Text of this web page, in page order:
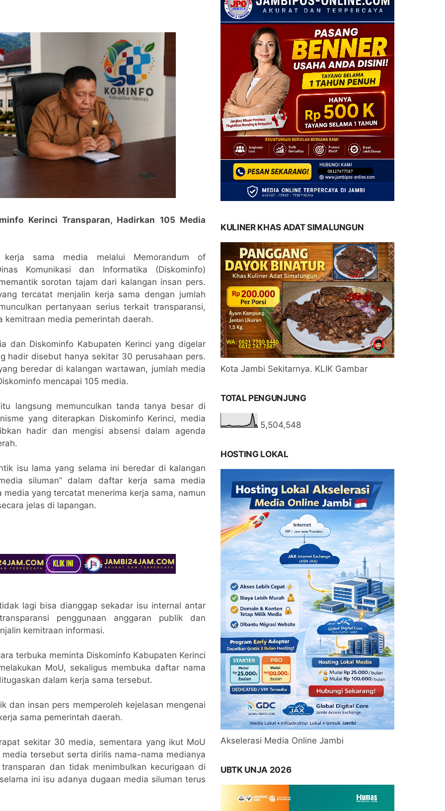
Kerinci Transparan, Hadirkan 105 Media
sama media melalui Memorandum of
Komunikasi dan Informatika (Diskominfo)
sorotan tajam dari kalangan insan pers.
tercatat menjalin kerja sama dengan jumlah
pertanyaan serius terkait transparansi,
media pemerintah daerah.
dan Diskominfo Kabupaten Kerinci yang digelar
hadir disebut hanya sekitar 30 perusahaan pers.
beredar di kalangan wartawan, jumlah media
mencapai 105 media.
langsung memunculkan tanda tanya besar di
yang diterapkan Diskominfo Kerinci, media
hadir dan mengisi absensi dalam agenda
isu lama yang selama ini beredar di kalangan
siluman” dalam daftar kerja sama media
yang tercatat menerima kerja sama, namun
jelas di lapangan.
lagi bisa dianggap sekadar isu internal antar
penggunaan anggaran publik dan
kemitraan informasi.
terbuka meminta Diskominfo Kabupaten Kerinci
MoU, sekaligus membuka daftar nama
dalam kerja sama tersebut.
dan insan pers memperoleh kejelasan mengenai
sama pemerintah daerah.
sekitar 30 media, sementara yang ikut MoU
tersebut serta dirilis nama-nama medianya
dan tidak menimbulkan kecurigaan di
ini isu adanya dugaan media siluman terus
KULINER KHAS ADAT SIMALUNGUN
Kota Jambi Sekitarnya. KLIK Gambar
TOTAL PENGUNJUNG
5,504,548
HOSTING LOKAL
Akselerasi Media Online Jambi
UBTK UNJA 2026